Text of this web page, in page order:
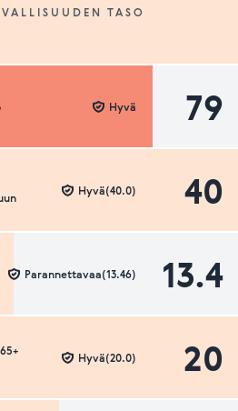
TASO
79
Hyvä
40
Hyvä(40.0)
13.4
Parannettavaa(13.46)
20
Hyvä(20.0)